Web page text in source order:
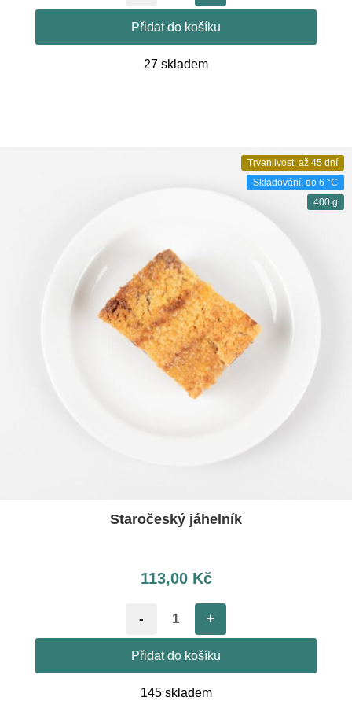
Přidat do košíku
27 skladem
Trvanlivost: až 45 dní
Skladování: do 6 °C
400 g
Staročeský jáhelník
113,00 Kč
- +
Přidat do košíku
145 skladem